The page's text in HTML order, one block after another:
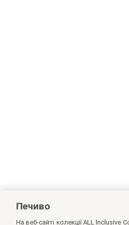
Печиво
На веб-сайті колекції ALL Inclusive